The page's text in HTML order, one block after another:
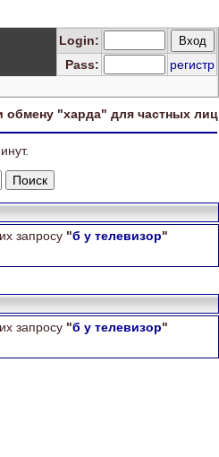
Login:
Pass:
регистр
обмену "харда" для частных лиц
запросу "б у телевизор"
запросу "б у телевизор"